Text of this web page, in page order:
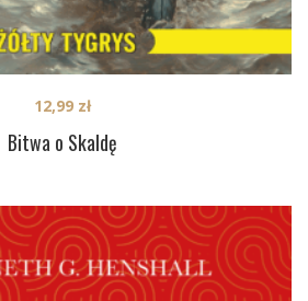
Bitwa o Skaldę
12,99 zł